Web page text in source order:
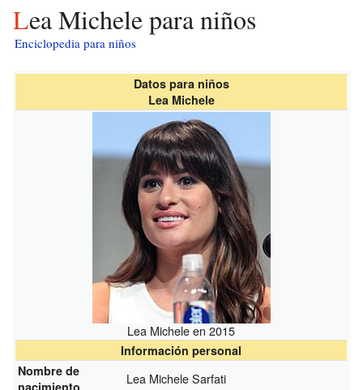
Lea Michele para niños
Enciclopedia para niños
Datos para niños
Lea Michele
Lea Michele en 2015
Información personal
Nombre de
nacimiento
Lea Michele Sarfati